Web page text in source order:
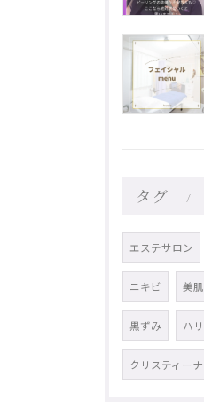
タグ
エステサロン
ニキビ 美肌
黒ずみ ハリ
クリスティーナ